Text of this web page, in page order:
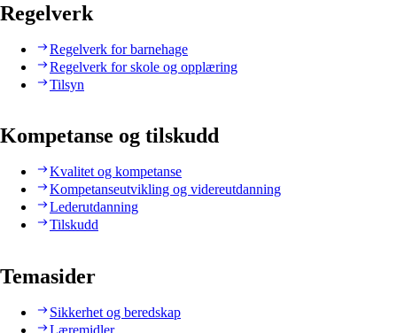
Regelverk
Regelverk for barnehage
Regelverk for skole og opplæring
Tilsyn
Kompetanse og tilskudd
Kvalitet og kompetanse
Kompetanseutvikling og videreutdanning
Lederutdanning
Tilskudd
Temasider
Sikkerhet og beredskap